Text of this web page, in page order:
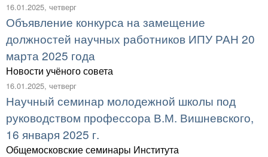
16.01.2025, четверг
Объявление конкурса на замещение
должностей научных работников ИПУ РАН 20
марта 2025 года
Новости учёного совета
16.01.2025, четверг
Научный семинар молодежной школы под
руководством профессора В.М. Вишневского,
16 января 2025 г.
Общемосковские семинары Института